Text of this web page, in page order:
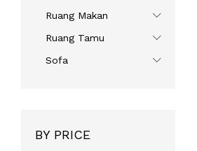
Ruang Makan
Ruang Tamu
Sofa
BY PRICE